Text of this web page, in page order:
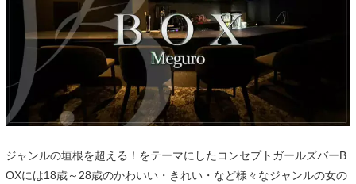
ジャンルの垣根を超える！をテーマにしたコンセプトガールズバーB
OXには18歳～28歳のかわいい・きれい・など様々なジャンルの女の